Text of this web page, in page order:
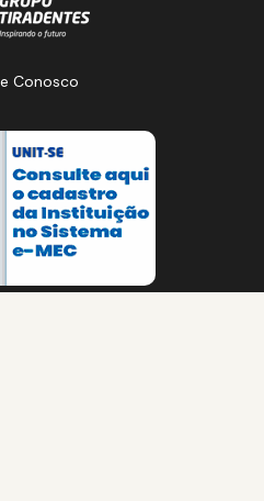
Conosco